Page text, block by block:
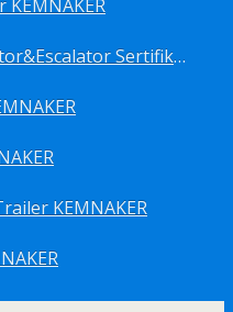
Sertifikasi Teknisi Elevator&Escalator Sertifikat Kemenaker KEMNAKER
KEMNAKER